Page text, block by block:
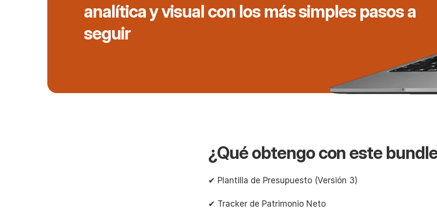
analítica y visual con los más simples pasos a
seguir
¿Qué obtengo con este
✔︎ Plantilla de Presupuesto (Versión 3)
✔︎ Tracker de Patrimonio Neto